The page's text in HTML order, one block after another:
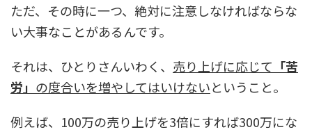
ただ、その時に一つ、絶対に注意しなければならな
い大事なことがあるんです。
それは、ひとりさんいわく、 売り上げに応じて 「苦
労」 の度合いを増やしてはいけないということ。
例えば、100万の売り上げを3倍にすれば300万にな